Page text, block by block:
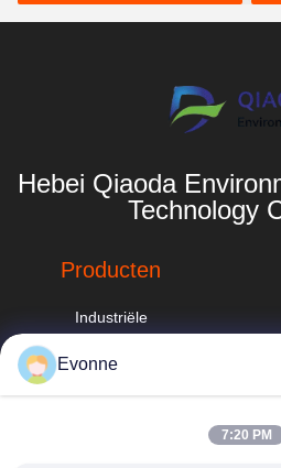
Hebei Qiaoda
Technology
Producten
Industriële
stofafzuigsysteem
Evonne
7:20 PM